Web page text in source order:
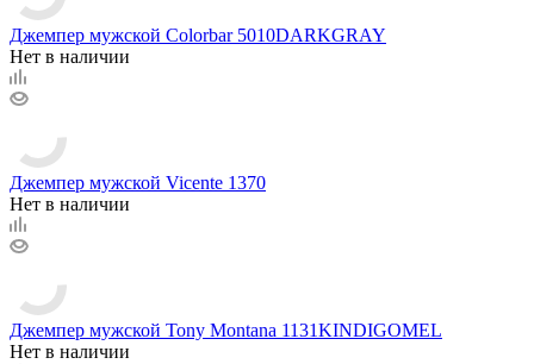
Джемпер мужской Colorbar 5010DARKGRAY
Нет в наличии
Джемпер мужской Vicente 1370
Нет в наличии
Джемпер мужской Tony Montana 1131KINDIGOMEL
Нет в наличии